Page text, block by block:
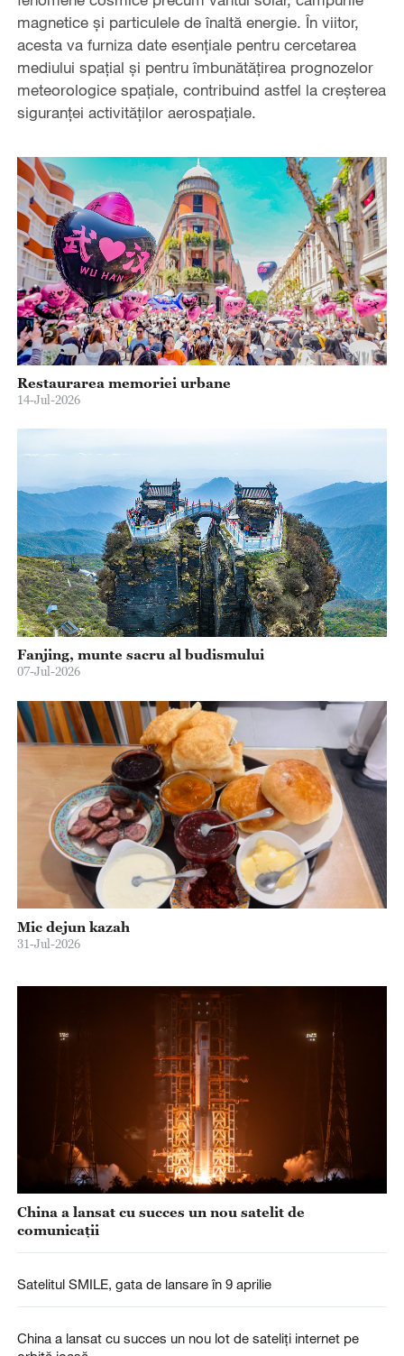
magnetice și particulele de înaltă energie. În viitor,
acesta va furniza date esențiale pentru cercetarea
mediului spațial și pentru îmbunătățirea prognozelor
meteorologice spațiale, contribuind astfel la creșterea
siguranței activităților aerospațiale.
Restaurarea memoriei urbane
14-Jul-2026
Fanjing, munte sacru al budismului
07-Jul-2026
Mic dejun kazah
31-Jul-2026
China a lansat cu succes un nou satelit de
comunicații
Satelitul SMILE, gata de lansare în 9 aprilie
China a lansat cu succes un nou lot de sateliți internet pe